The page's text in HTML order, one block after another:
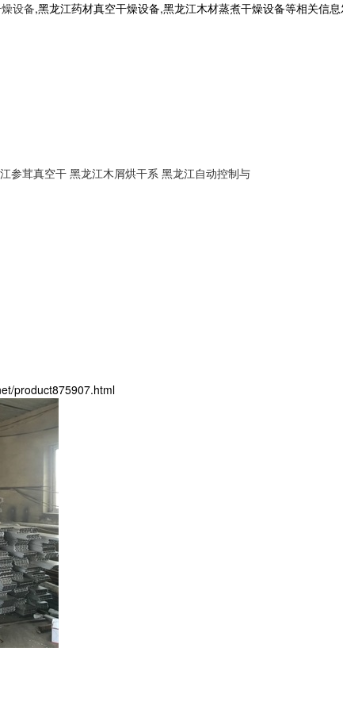
设备,黑龙江药材真空干燥设备,黑龙江木材蒸煮干燥设备等相关信
参茸真空干 黑龙江木屑烘干系 黑龙江自动控制与
product875907.html